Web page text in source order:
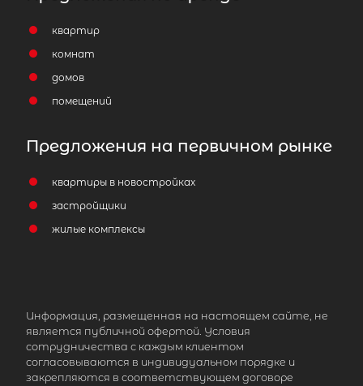
квартир
комнат
домов
помещений
Предложения на первичном рынке
квартиры в новостройках
застройщики
жилые комплексы
Информация, размещенная на настоящем сайте, не
является публичной офертой. Условия
сотрудничества с каждым клиентом
согласовываются в индивидуальном порядке и
закрепляются в соответствующем договоре